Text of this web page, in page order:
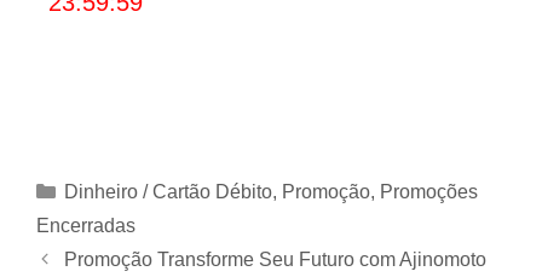
Categorias
Dinheiro / Cartão Débito, Promoção, Promoções
Encerradas
Promoção Transforme Seu Futuro com Ajinomoto